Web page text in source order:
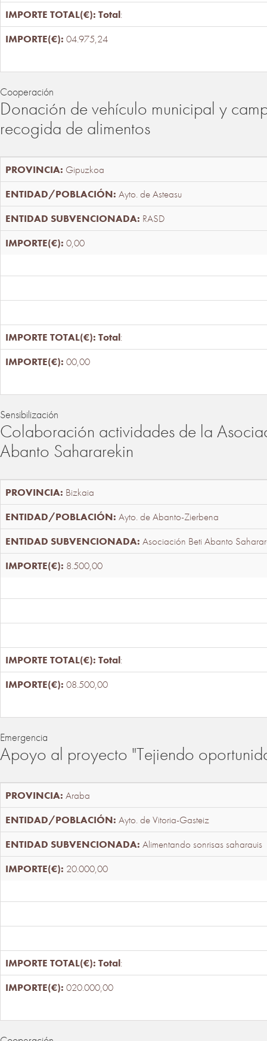
Total:
04.975,24
Cooperación
Donación de vehículo municipal y
recogida de alimentos
Gipuzkoa
Ayto. de Asteasu
RASD
0,00
Total:
00,00
Sensibilización
Colaboración actividades de la
Abanto Sahararekin
Bizkaia
Ayto. de Abanto-Zierbena
Asociación Beti Abanto
8.500,00
Total:
08.500,00
Emergencia
Apoyo al proyecto "Tejiendo
Araba
Ayto. de Vitoria-Gasteiz
Alimentando sonrisas saharauis
20.000,00
Total:
020.000,00